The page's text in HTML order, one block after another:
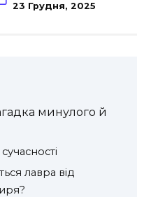
23 Грудня, 2025
минулого й
лавра від